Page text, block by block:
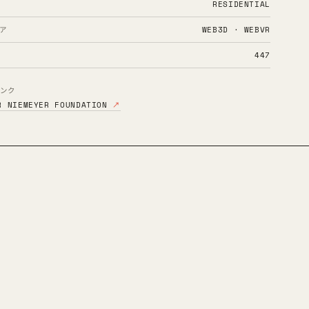
RESIDENTIAL
WEB3D · WEBVR
447
ク
NIEMEYER FOUNDATION ↗